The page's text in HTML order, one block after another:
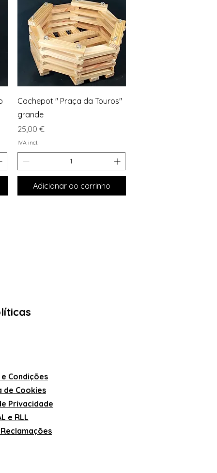
Visualização rápida
Cachepot " Praça da Touros"
grande
Preço
25,00 €
IVA incl.
Adicionar ao carrinho
Condições
de Cookies
Privacidade
e RLL